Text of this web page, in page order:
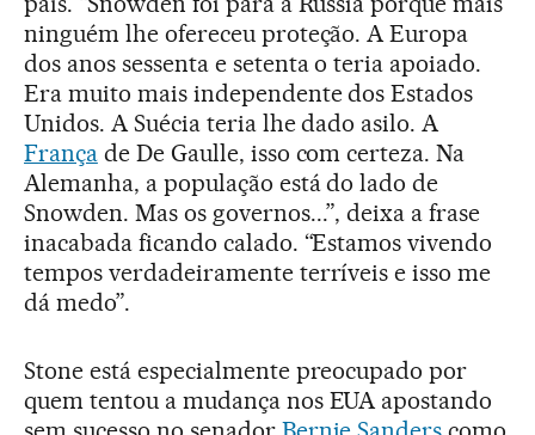
ninguém lhe ofereceu proteção. A Europa
dos anos sessenta e setenta o teria apoiado.
Era muito mais independente dos Estados
Unidos. A Suécia teria lhe dado asilo. A
Françade De Gaulle, isso com certeza. Na
Alemanha, a população está do lado de
Snowden. Mas os governos...”, deixa a frase
inacabada ficando calado. “Estamos vivendo
tempos verdadeiramente terríveis e isso me
dá medo”.
Stone está especialmente preocupado por
quem tentou a mudança nos EUA apostando